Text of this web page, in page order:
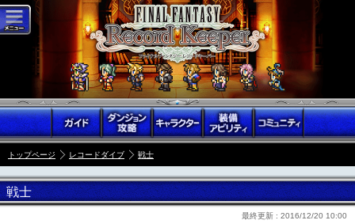
トップページ レコードダイブ 戦士
戦士
最終更新 : 2016/12/20 10:00